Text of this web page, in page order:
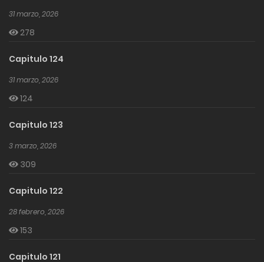
31 marzo, 2026
278
Capitulo 124
31 marzo, 2026
124
Capitulo 123
3 marzo, 2026
309
Capitulo 122
28 febrero, 2026
153
Capitulo 121